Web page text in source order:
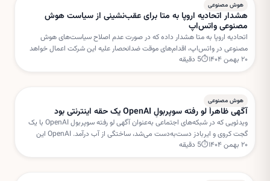
هوش مصنوعی
هشدار اتحادیه اروپا به متا برای عقب‌نشینی از سیاست هوش
مصنوعی واتس‌اپ
اتحادیه اروپا به متا هشدار داده که در صورت عدم اصلاح سیاست‌های هوش
مصنوعی در واتس‌اپ، اقدام‌های موقت ضدانحصار علیه این شرکت اعمال خواهد
شد. بروکسل نگران استفاده متا از داده‌های کاربران برای خدمات هوش مصنوعی
۲۰ بهمن ۱۴۰۴ ⏱
5 دقیقه
هوش مصنوعی
آگهی ظاهراً لو رفته سوپربولِ OpenAI یک حقه اینترنتی بود
ویدئویی که در شبکه‌های اجتماعی به‌عنوان آگهی لو رفته سوپربول OpenAI با یک
گجت کروی و ایربادز دست‌به‌دست می‌شد، ساختگی از آب درآمد. OpenAI این
داستان را «فیک نیوز» خوانده است.
۲۰ بهمن ۱۴۰۴ ⏱
5 دقیقه